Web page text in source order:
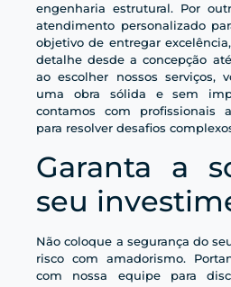
engenharia estrutural. Por
atendimento personalizado
objetivo de entregar
detalhe desde a concepção
ao escolher nossos serviços,
uma obra sólida e sem
contamos com profissionais
para resolver desafios
Garanta a
seu
Não coloque a segurança do
risco com amadorismo.
com nossa equipe para